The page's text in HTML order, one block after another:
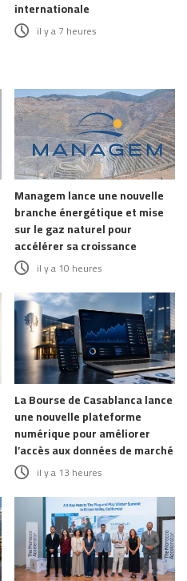
internationale
il y a 7 heures
Managem lance une nouvelle
branche énergétique et mise
sur le gaz naturel pour
accélérer sa croissance
il y a 10 heures
La Bourse de Casablanca lance
une nouvelle plateforme
numérique pour améliorer
l’accès aux données de marché
il y a 13 heures